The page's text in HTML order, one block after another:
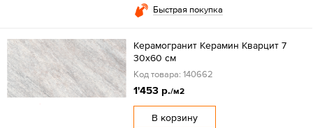
Быстрая покупка
Керамогранит Керамин Кварцит 7
30х60 см
Код товара: 140662
1'453 р./м2
В корзину